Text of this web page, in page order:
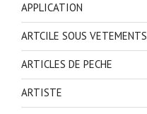
APPLICATION
ARTCILE SOUS VETEMENTS
ARTICLES DE PECHE
ARTISTE